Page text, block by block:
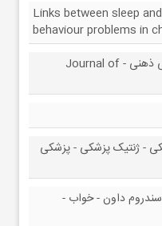
Links between sleep
behaviour problems in
مجله تحقیقات ناتوانی ذهنی - Journal of
- ژنتیک پزشکی - پزشکی
سندروم داون - خواب -